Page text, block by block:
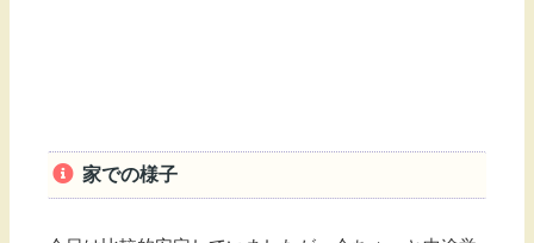
家での様子